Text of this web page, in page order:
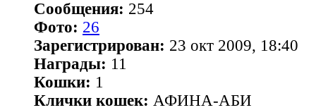
Сообщения: 254
Фото: 26
Зарегистрирован: 23 окт 2009, 18:40
Награды: 11
Кошки: 1
Клички кошек: АФИНА-АБИ